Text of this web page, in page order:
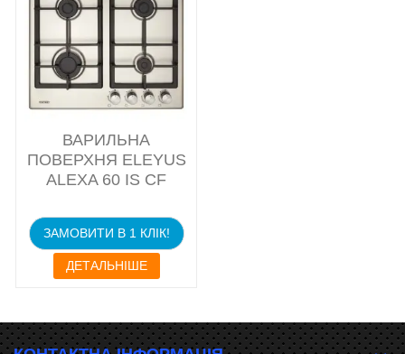
ВАРИЛЬНА
ПОВЕРХНЯ ELEYUS
ALEXA 60 IS CF
ЗАМОВИТИ В 1 КЛІК!
ДЕТАЛЬНІШЕ